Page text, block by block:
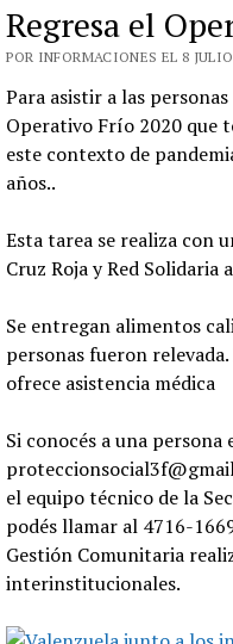
Regresa el
POR INFORMACIONES EL 8
Para asistir a las
Operativo Frío 2020 que
este contexto de
años..
Esta tarea se realiza con
Cruz Roja y Red
Se entregan alimentos
personas fueron
ofrece asistencia médica
Si conocés a una
el equipo técnico de la
podés llamar al 4716-
Gestión Comunitaria
interinstitucionales.